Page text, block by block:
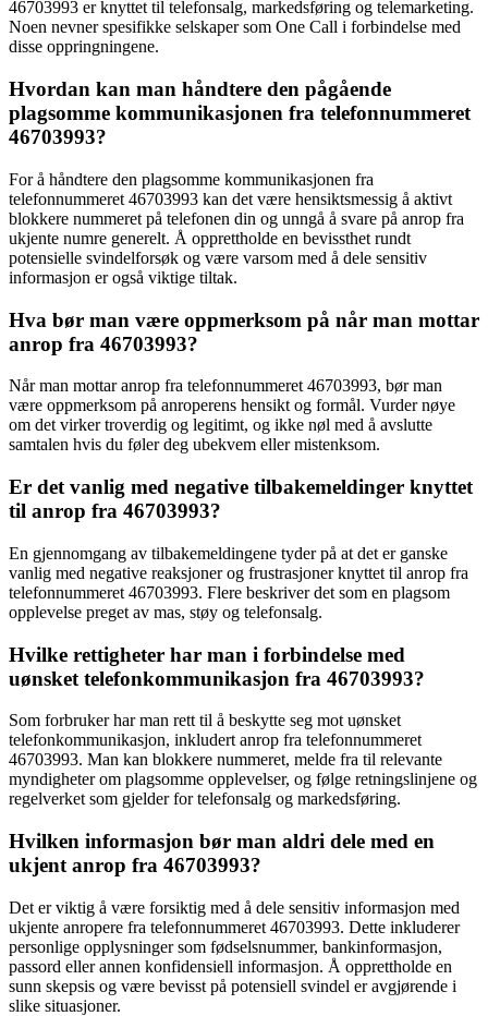
46703993 er knyttet til telefonsalg, markedsføring og telemarketing.
Noen nevner spesifikke selskaper som One Call i forbindelse med
disse oppringningene.
Hvordan kan man håndtere den pågående
plagsomme kommunikasjonen fra telefonnummeret
46703993?
For å håndtere den plagsomme kommunikasjonen fra
telefonnummeret 46703993 kan det være hensiktsmessig å aktivt
blokkere nummeret på telefonen din og unngå å svare på anrop fra
ukjente numre generelt. Å opprettholde en bevissthet rundt
potensielle svindelforsøk og være varsom med å dele sensitiv
informasjon er også viktige tiltak.
Hva bør man være oppmerksom på når man mottar
anrop fra 46703993?
Når man mottar anrop fra telefonnummeret 46703993, bør man
være oppmerksom på anroperens hensikt og formål. Vurder nøye
om det virker troverdig og legitimt, og ikke nøl med å avslutte
samtalen hvis du føler deg ubekvem eller mistenksom.
Er det vanlig med negative tilbakemeldinger knyttet
til anrop fra 46703993?
En gjennomgang av tilbakemeldingene tyder på at det er ganske
vanlig med negative reaksjoner og frustrasjoner knyttet til anrop fra
telefonnummeret 46703993. Flere beskriver det som en plagsom
opplevelse preget av mas, støy og telefonsalg.
Hvilke rettigheter har man i forbindelse med
uønsket telefonkommunikasjon fra 46703993?
Som forbruker har man rett til å beskytte seg mot uønsket
telefonkommunikasjon, inkludert anrop fra telefonnummeret
46703993. Man kan blokkere nummeret, melde fra til relevante
myndigheter om plagsomme opplevelser, og følge retningslinjene og
regelverket som gjelder for telefonsalg og markedsføring.
Hvilken informasjon bør man aldri dele med en
ukjent anrop fra 46703993?
Det er viktig å være forsiktig med å dele sensitiv informasjon med
ukjente anropere fra telefonnummeret 46703993. Dette inkluderer
personlige opplysninger som fødselsnummer, bankinformasjon,
passord eller annen konfidensiell informasjon. Å opprettholde en
sunn skepsis og være bevisst på potensiell svindel er avgjørende i
slike situasjoner.